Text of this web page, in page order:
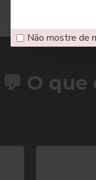
Não mostre de
💬 O